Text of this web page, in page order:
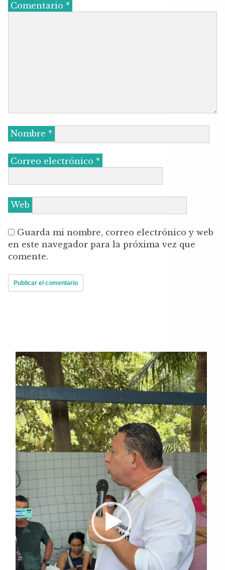
Comentario *
Nombre *
Correo electrónico *
Web
Guarda mi nombre, correo electrónico y web
en este navegador para la próxima vez que
comente.
Reproductor
de
vídeo